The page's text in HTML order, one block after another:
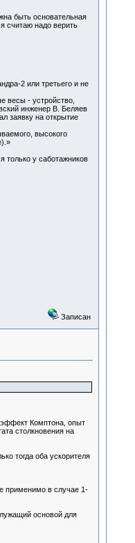
быть основательная
считаю надо верить
2 или третьего и не
весы - устройство,
инженер В. Беляев
заявку на открытие
высокого
только у саботажников
Записан
Комптона, опыт
столкновения на
тогда оба ускорителя
применимо в случае 1-
основой для